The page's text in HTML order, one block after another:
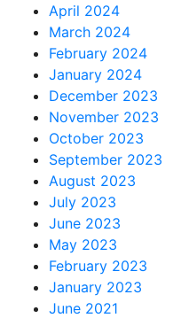
April 2024
March 2024
February 2024
January 2024
December 2023
November 2023
October 2023
September 2023
August 2023
July 2023
June 2023
May 2023
February 2023
January 2023
June 2021